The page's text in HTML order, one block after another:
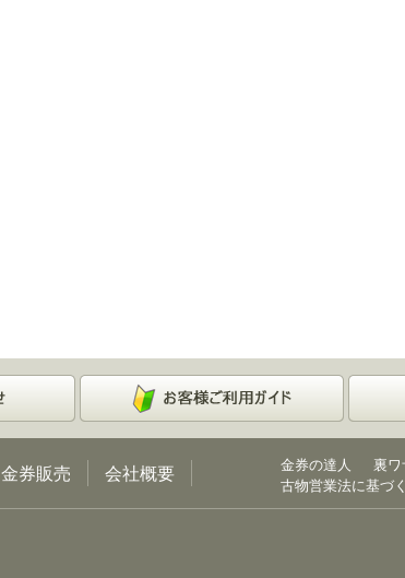
金券販売 会社概要 金券の達人 裏ワ
古物営業法に基づ